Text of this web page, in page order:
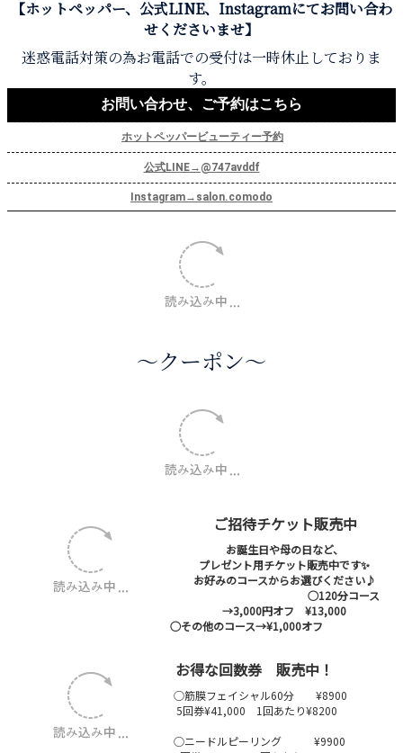
【ホットペッパー、公式LINE、Instagramにてお問い合わ
せくださいませ】
迷惑電話対策の為お電話での受付は一時休止しておりま
す。
お問い合わせ、ご予約はこちら
ホットペッパービューティー予約
公式LINE→@747avddf
Instagram→salon.comodo
〜クーポン〜